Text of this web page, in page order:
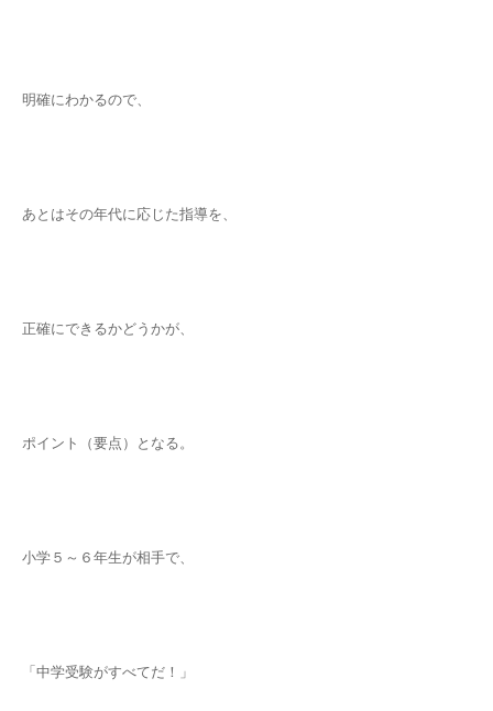
明確にわかるので、
あとはその年代に応じた指導を、
正確にできるかどうかが、
ポイント（要点）となる。
小学５～６年生が相手で、
「中学受験がすべてだ！」